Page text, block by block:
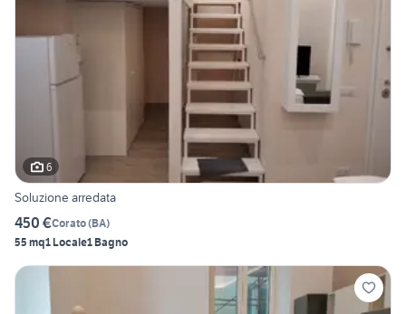
6
Soluzione arredata
450 €Corato(BA)
55 mq1 Locale1 Bagno